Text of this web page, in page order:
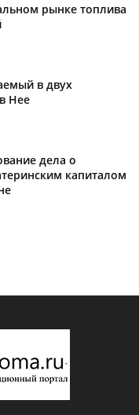
рынке топлива
в двух
Нее
дела о
капиталом